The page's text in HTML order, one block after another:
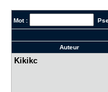
Mot :
Auteur
Kikikc